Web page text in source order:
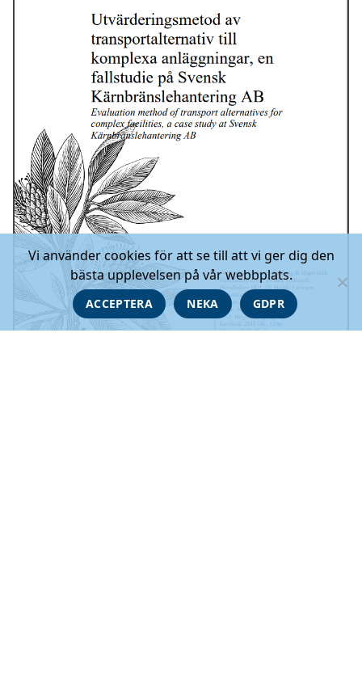
Vi använder cookies för att se till att vi ger dig den
bästa upplevelsen på vår webbplats.
ACCEPTERA NEKA GDPR